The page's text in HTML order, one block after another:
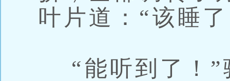
叶片道：“该睡
“能听到了！”